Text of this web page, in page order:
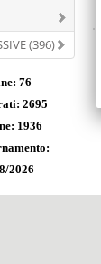
(396)
76
2695
1936
2026